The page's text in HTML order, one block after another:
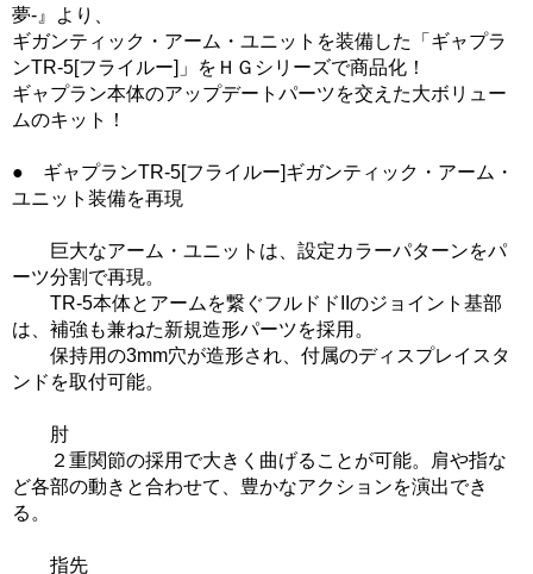
夢-』より、
ギガンティック・アーム・ユニットを装備した「ギャプラ
ンTR-5[フライルー]」をＨＧシリーズで商品化！
ギャプラン本体のアップデートパーツを交えた大ボリュー
ムのキット！
● ギャプランTR-5[フライルー]ギガンティック・アーム・
ユニット装備を再現
巨大なアーム・ユニットは、設定カラーパターンをパ
ーツ分割で再現。
TR-5本体とアームを繋ぐフルドドIIのジョイント基部
は、補強も兼ねた新規造形パーツを採用。
保持用の3mm穴が造形され、付属のディスプレイスタ
ンドを取付可能。
肘
２重関節の採用で大きく曲げることが可能。肩や指な
ど各部の動きと合わせて、豊かなアクションを演出でき
る。
指先